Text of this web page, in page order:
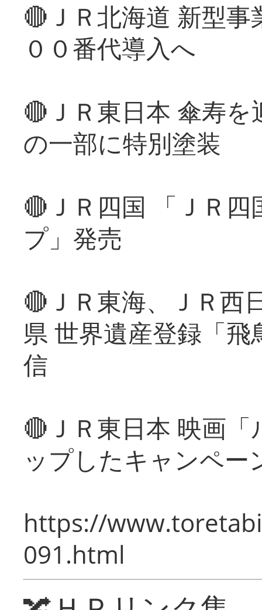
🔴ＪＲ北海道 新型
００番代導入へ
🔴ＪＲ東日本 傘寿
の一部に特別塗装
🔴ＪＲ四国 「ＪＲ
プ」発売
🔴ＪＲ東海、ＪＲ西
県 世界遺産登録「
信
🔴ＪＲ東日本 映画
ップしたキャンペー
https://
091.html